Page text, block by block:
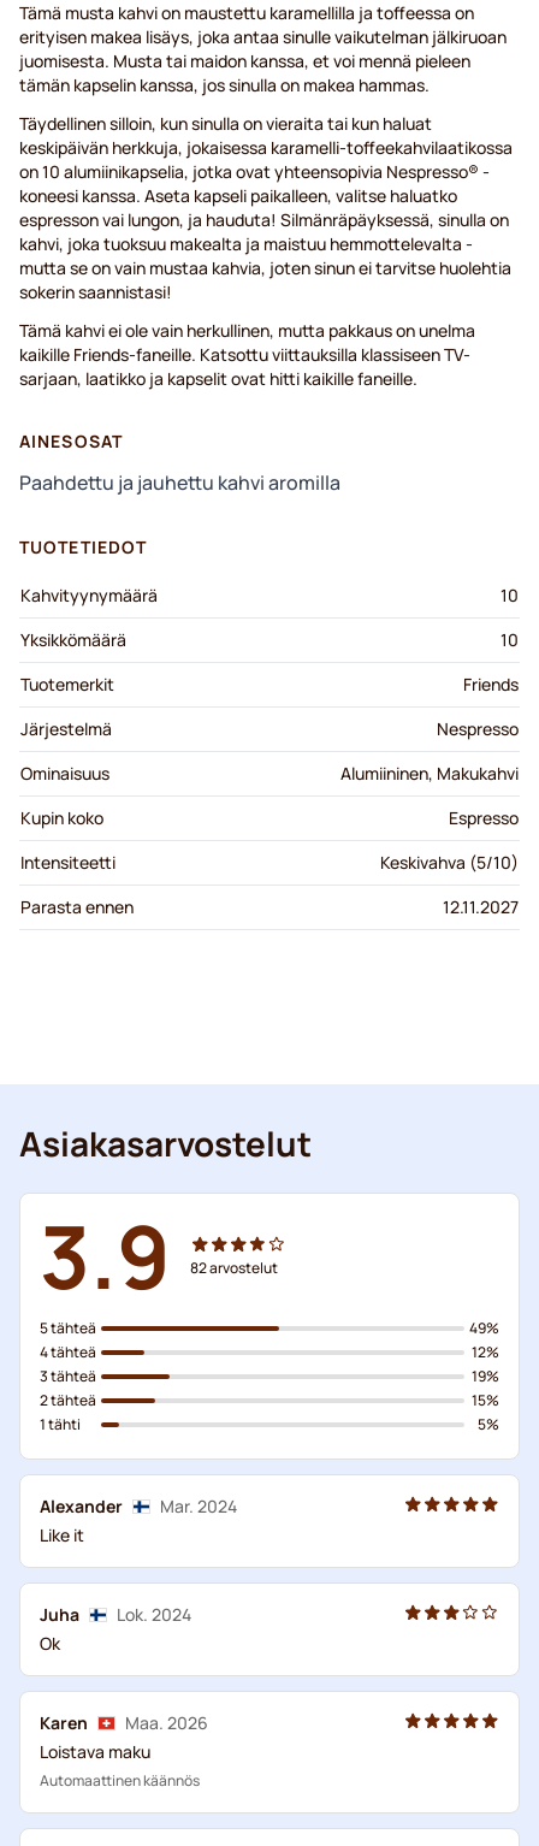
Tämä musta kahvi on maustettu karamellilla ja toffeessa on
erityisen makea lisäys, joka antaa sinulle vaikutelman jälkiruoan
juomisesta. Musta tai maidon kanssa, et voi mennä pieleen
tämän kapselin kanssa, jos sinulla on makea hammas.
Täydellinen silloin, kun sinulla on vieraita tai kun haluat
keskipäivän herkkuja, jokaisessa karamelli-toffeekahvilaatikossa
on 10 alumiinikapselia, jotka ovat yhteensopivia Nespresso® -
koneesi kanssa. Aseta kapseli paikalleen, valitse haluatko
espresson vai lungon, ja hauduta! Silmänräpäyksessä, sinulla on
kahvi, joka tuoksuu makealta ja maistuu hemmottelevalta -
mutta se on vain mustaa kahvia, joten sinun ei tarvitse huolehtia
sokerin saannistasi!
Tämä kahvi ei ole vain herkullinen, mutta pakkaus on unelma
kaikille Friends-faneille. Katsottu viittauksilla klassiseen TV-
sarjaan, laatikko ja kapselit ovat hitti kaikille faneille.
AINESOSAT
Paahdettu ja jauhettu kahvi aromilla
TUOTETIEDOT
Kahvityynymäärä
10
Yksikkömäärä
10
Tuotemerkit
Friends
Järjestelmä
Nespresso
Ominaisuus
Alumiininen, Makukahvi
Kupin koko
Espresso
Intensiteetti
Keskivahva (5/10)
Parasta ennen
12.11.2027
Asiakasarvostelut
3.9 82arvostelut
5 tähteä
4 tähteä
3 tähteä
2 tähteä
1 tähti
49%
12%
19%
15%
5%
Alexander
Mar. 2024
Like it
Juha
Lok. 2024
Ok
Karen
Maa. 2026
Loistava maku
Automaattinen käännös